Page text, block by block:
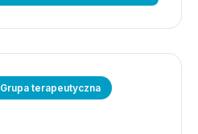
Grupa terapeutyczna